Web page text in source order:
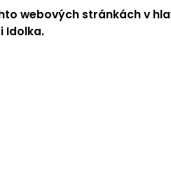
webových stránkách v
Idolka.